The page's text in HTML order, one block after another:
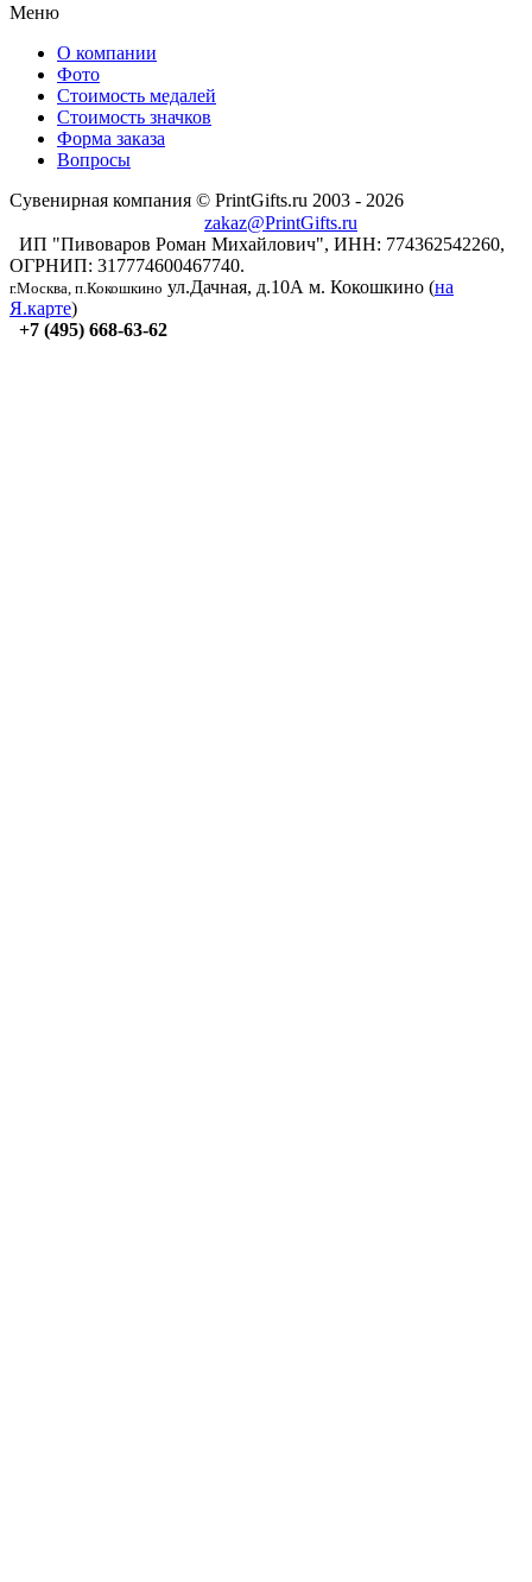
Меню
О компании
Фото
Стоимость медалей
Стоимость значков
Форма заказа
Вопросы
Сувенирная компания © PrintGifts.ru 2003 - 2026
zakaz@PrintGifts.ru
ИП "Пивоваров Роман Михайлович", ИНН: 774362542260,
ОГРНИП: 317774600467740.
г.Москва, п.Кокошкино ул.Дачная, д.10А м. Кокошкино (на
Я.карте)
+7 (495) 668-63-62